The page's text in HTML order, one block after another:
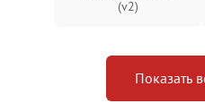
(v2)
Показать